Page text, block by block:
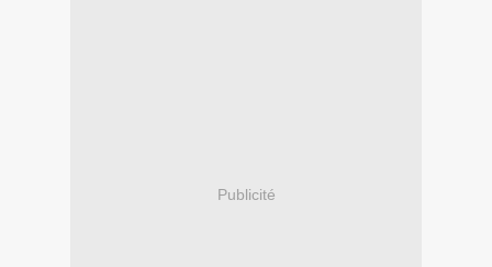
Publicité